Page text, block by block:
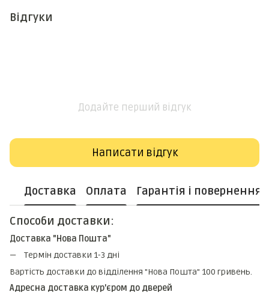
Відгуки
Додайте перший відгук
Написати відгук
Доставка Оплата Гарантія і повернення
Способи доставки:
Доставка "Нова Пошта"
Термін доставки 1-3 дні
Вартість доставки до відділення "Нова Пошта" 100 гривень.
Адресна доставка кур'єром до дверей